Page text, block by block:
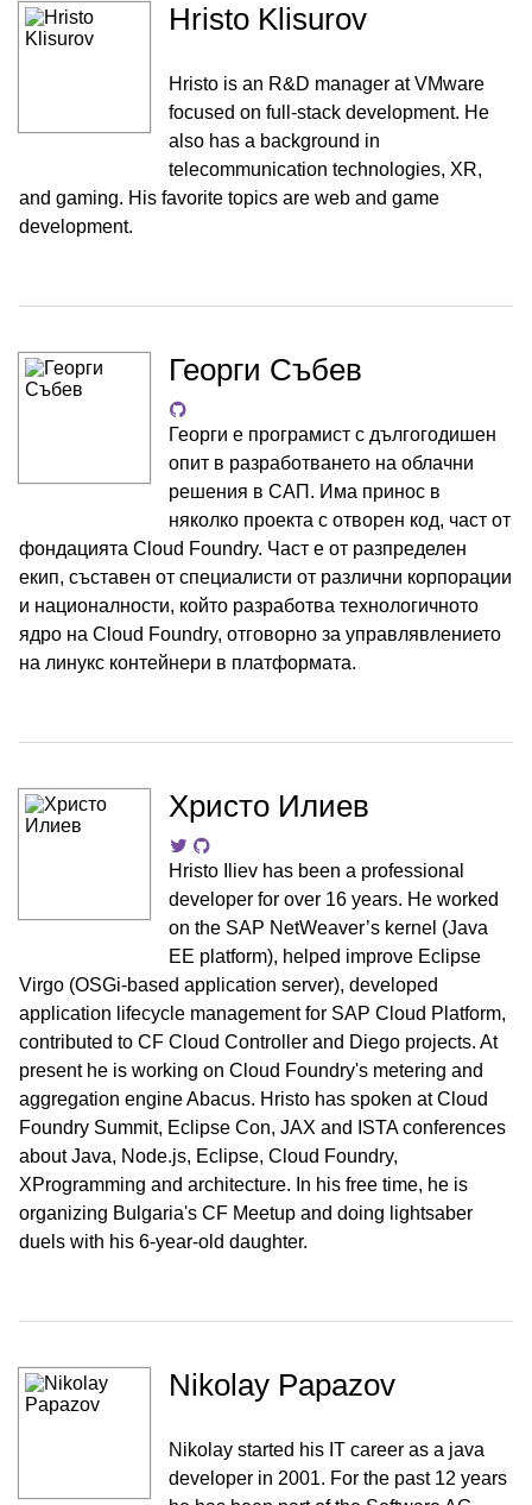
Hristo Klisurov
Hristo is an R&D manager at VMware
focused on full-stack development. He
also has a background in
telecommunication technologies, XR,
and gaming. His favorite topics are web and game
development.
Георги Събев
Георги е програмист с дългогодишен
опит в разработването на облачни
решения в САП. Има принос в
няколко проекта с отворен код, част от
фондацията Cloud Foundry. Част е от разпределен
екип, съставен от специалисти от различни корпорации
и националности, който разработва технологичното
ядро на Cloud Foundry, отговорно за управлявлението
на линукс контейнери в платформата.
Христо Илиев
Hristo Iliev has been a professional
developer for over 16 years. He worked
on the SAP NetWeaver’s kernel (Java
EE platform), helped improve Eclipse
Virgo (OSGi-based application server), developed
application lifecycle management for SAP Cloud Platform,
contributed to CF Cloud Controller and Diego projects. At
present he is working on Cloud Foundry's metering and
aggregation engine Abacus. Hristo has spoken at Cloud
Foundry Summit, Eclipse Con, JAX and ISTA conferences
about Java, Node.js, Eclipse, Cloud Foundry,
XProgramming and architecture. In his free time, he is
organizing Bulgaria's CF Meetup and doing lightsaber
duels with his 6-year-old daughter.
Nikolay Papazov
Nikolay started his IT career as a java
developer in 2001. For the past 12 years